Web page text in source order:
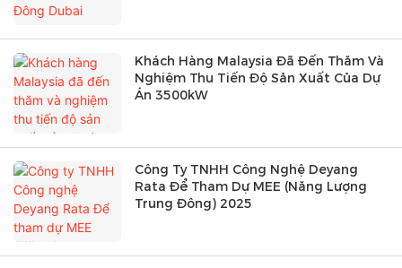
Khách Hàng Malaysia Đã Đến Thăm Và
Nghiệm Thu Tiến Độ Sản Xuất Của Dự
Án 3500kW
Công Ty TNHH Công Nghệ Deyang
Rata Để Tham Dự MEE (Năng Lượng
Trung Đông) 2025